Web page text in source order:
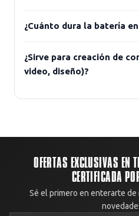
¿Cuánto dura la batería
¿Sirve para creación de
video, diseño)?
OFERTAS EXCLUSIVAS EN
CERTIFICADA
Sé el primero en enterarte